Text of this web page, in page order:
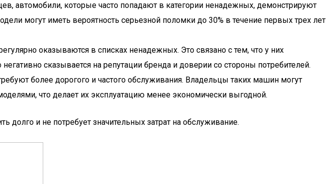
автомобили, которые часто попадают в категории ненадежных, демонстрируют
могут иметь вероятность серьезной поломки до 30% в течение первых трех лет
оказываются в списках ненадежных. Это связано с тем, что у них
сказывается на репутации бренда и доверии со стороны потребителей.
более дорогого и частого обслуживания. Владельцы таких машин могут
что делает их эксплуатацию менее экономически выгодной.
и не потребует значительных затрат на обслуживание.